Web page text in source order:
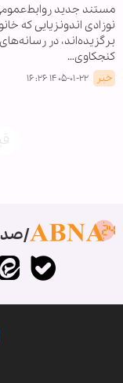
مستند جدید روابط‌عمومی
نوزادی اندونزیایی که
برگزیده‌اند، در
کنجکاوی…
خبر ۱۴۰۵-۰۱-۲۲ ۱۶:۲۶